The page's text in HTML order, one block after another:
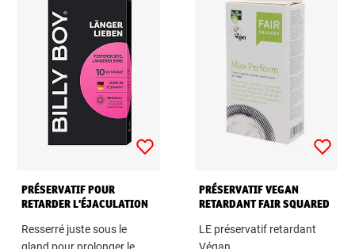
PRÉSERVATIF POUR
RETARDER L'ÉJACULATION
Resserré juste sous le
PRÉSERVATIF VEGAN
RETARDANT FAIR SQUARED
LE préservatif retardant